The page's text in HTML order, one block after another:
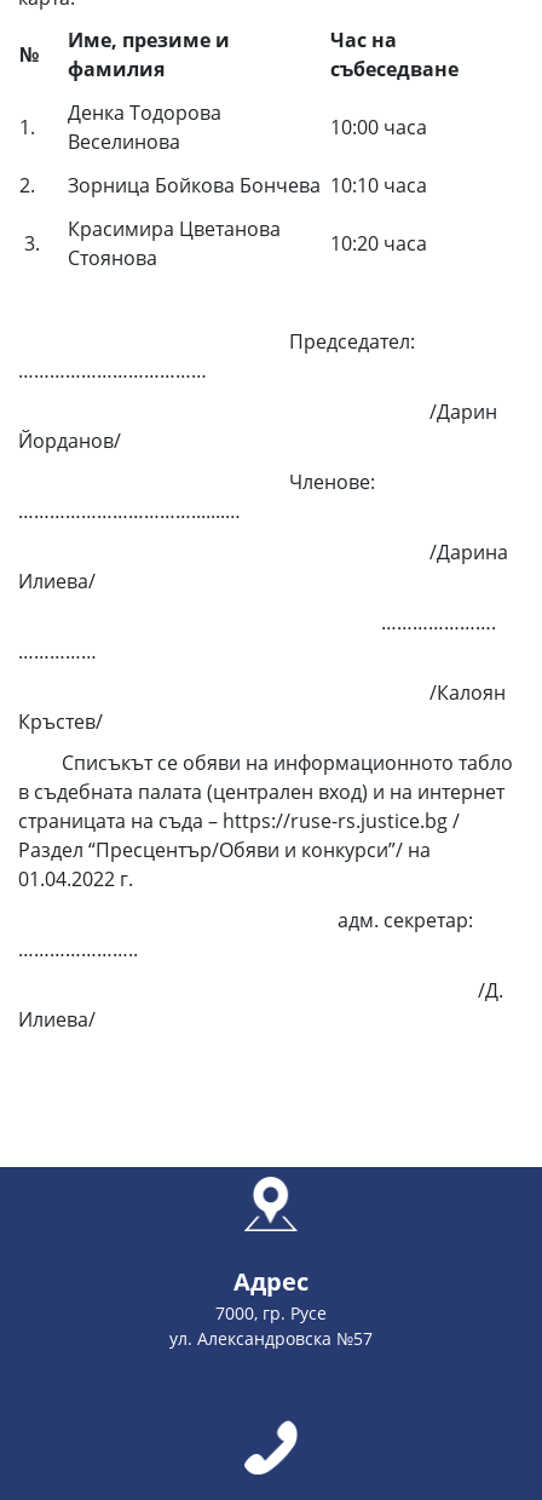
№
Име, презиме и
фамилия
Час на
събеседване
1.
Денка Тодорова
Веселинова
10:00 часа
2. Зорница Бойкова Бончева 10:10 часа
3.
Красимира Цветанова
Стоянова
10:20 часа
Председател:
………………………………
/Дарин
Йорданов/
Членове:
…………………………….......…
/Дарина
Илиева/
………………….
……………
/Калоян
Кръстев/
Списъкът се обяви на информационното табло
в съдебната палата (централен вход) и на интернет
страницата на съда – https://ruse-rs.justice.bg /
Раздел “Пресцентър/Обяви и конкурси”/ на
01.04.2022 г.
адм. секретар:
…………………..
/Д.
Илиева/
Адрес
7000, гр. Русе
ул. Александровска №57